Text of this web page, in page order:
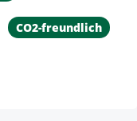
CO2-freundlich